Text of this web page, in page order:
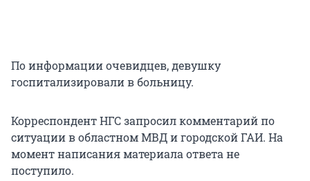
По информации очевидцев, девушку
госпитализировали в больницу.
Корреспондент НГС запросил комментарий по
ситуации в областном МВД и городской ГАИ. На
момент написания материала ответа не
поступило.